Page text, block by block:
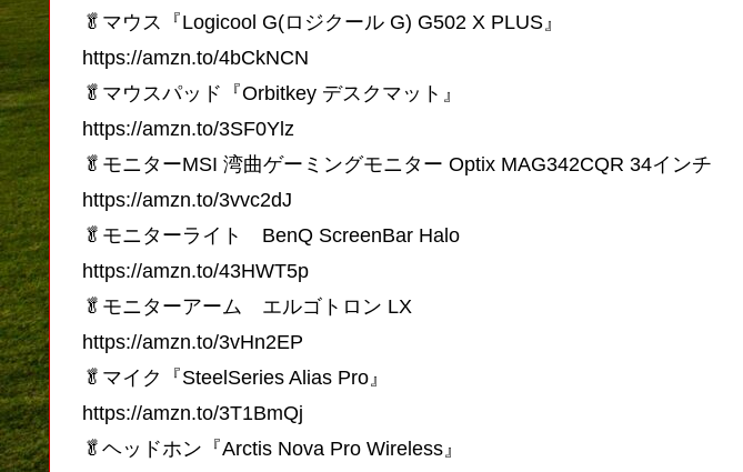
🥬マウス『Logicool G(ロジクール G) G502 X PLUS』
https://amzn.to/4bCkNCN
🥬マウスパッド『Orbitkey デスクマット』
https://amzn.to/3SF0Ylz
🥬モニターMSI 湾曲ゲーミングモニター Optix MAG342CQR 34インチ
https://amzn.to/3vvc2dJ
🥬モニターライト BenQ ScreenBar Halo
https://amzn.to/43HWT5p
🥬モニターアーム エルゴトロン LX
https://amzn.to/3vHn2EP
🥬マイク『SteelSeries Alias Pro』
https://amzn.to/3T1BmQj
🥬ヘッドホン『Arctis Nova Pro Wireless』